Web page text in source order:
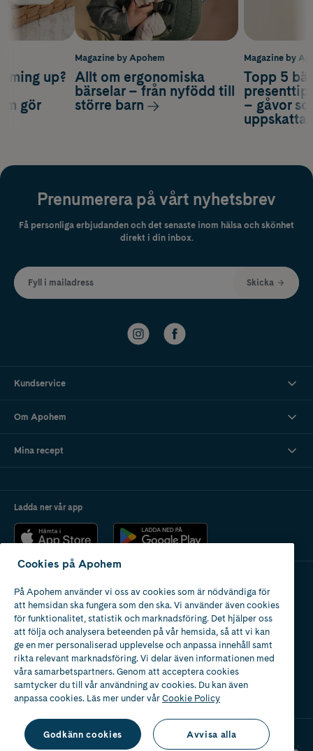
Magazine by
Topp 5
– gåvor
up?
gör
Magazine by Apohem
Allt om ergonomiska
bärselar – från nyfödd till
större barn
Prenumerera på vårt nyhetsbrev
Få personliga erbjudanden och det senaste inom hälsa och skönhet
direkt i din inbox.
Fyll i mailadress Skicka
Kundservice
Om Apohem
Mina recept
Ladda ner vår app
Apotek med tillstånd
av Läkemedelsverket
Cookies på Apohem
På Apohem använder vi oss av cookies som är nödvändiga för
att hemsidan ska fungera som den ska. Vi använder även cookies
för funktionalitet, statistik och marknadsföring. Det hjälper oss
att följa och analysera beteenden på vår hemsida, så att vi kan
ge en mer personaliserad upplevelse och anpassa innehåll samt
rikta relevant marknadsföring. Vi delar även informationen med
våra samarbetspartners. Genom att acceptera cookies
samtycker du till vår användning av cookies. Du kan även
anpassa cookies. Läs mer under vårCookie Policy
Godkänn cookies Avvisa alla